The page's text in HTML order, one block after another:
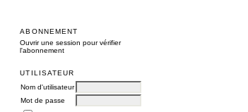
ABONNEMENT
Ouvrir une session pour vérifier
l'abonnement
UTILISATEUR
Nom d'utilisateur
Mot de passe